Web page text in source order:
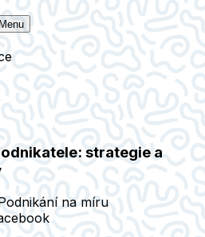
Menu
strategie a
na míru